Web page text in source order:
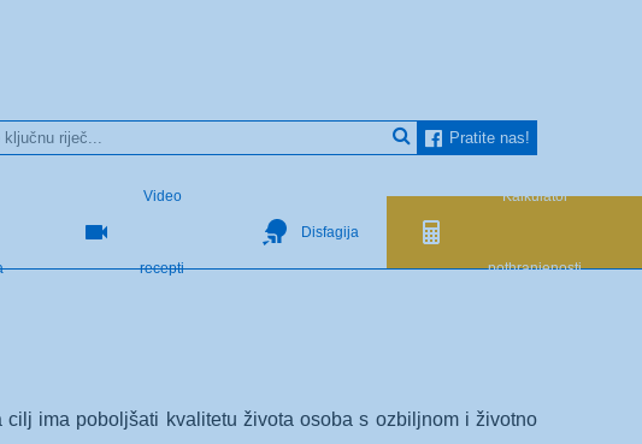
Pratite nas!
Video
recepti
Disfagija
Kalkulator
pothranjenosti
ima poboljšati kvalitetu života osoba s ozbiljnom i životno